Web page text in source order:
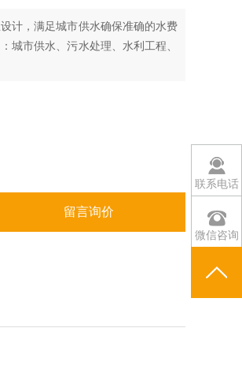
计，满足城市供水确保准确的水费
城市供水、污水处理、水利工程、
留言询价
联系电话
微信咨询